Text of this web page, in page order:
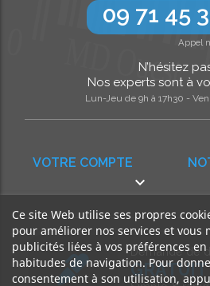
VOTRE COMPTE

09 71 45
Appel
N’hésitez
Nos experts sont à
Lun-Jeu de 9h à 17h30 -
Demande de
GRATUIT
Ce site Web utilise ses propres
pour améliorer nos services et vous
publicités liées à vos préférences en
habitudes de navigation. Pour
consentement à son utilisation,